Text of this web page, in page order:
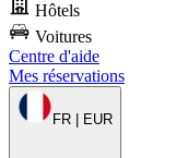
Hôtels
Voitures
Centre d'aide
Mes réservations
FR | EUR